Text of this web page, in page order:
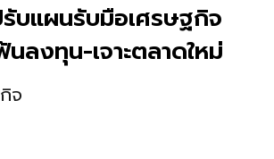
บแผนรับมือเศรษฐกิจ
ลงทุน-เจาะตลาดใหม่
จ